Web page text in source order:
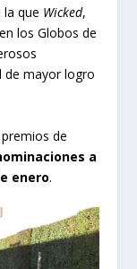
que Wicked,
en los Globos de
de mayor logro
de
a
enero.